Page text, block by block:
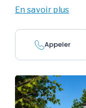
En savoir plus
Appeler